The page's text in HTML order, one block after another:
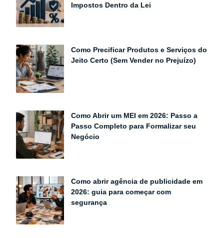
Impostos Dentro da Lei
Como Precificar Produtos e Serviços do
Jeito Certo (Sem Vender no Prejuízo)
Como Abrir um MEI em 2026: Passo a
Passo Completo para Formalizar seu
Negócio
Como abrir agência de publicidade em
2026: guia para começar com
segurança